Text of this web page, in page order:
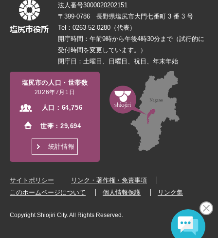
法人番号3000020202151
〒399-0786 長野県塩尻市大門七番町 3 番 3 号
Tel：0263-52-0280（代表）
開庁時間：午前9時から午後4時30分まで（試行的に
受付時間を変更しています。）
閉庁日：土曜日、日曜日、祝日、年末年始
塩尻市の人口・世帯数
2026年7月1日
人口： 64,756
世帯：29,694
統計情報
サイトポリシー
リンク・著作権・免責事項
このホームページについて
個人情報保護 リンク集
Copyright Shiojiri City. All Rights Reserved.